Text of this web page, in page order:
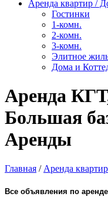
Аренда квартир /
Гостинки
1-комн.
2-комн.
3-комн.
Элитное
Дома и
Аренда
Большая
Аренды
Главная / Аренда
Все объявления по